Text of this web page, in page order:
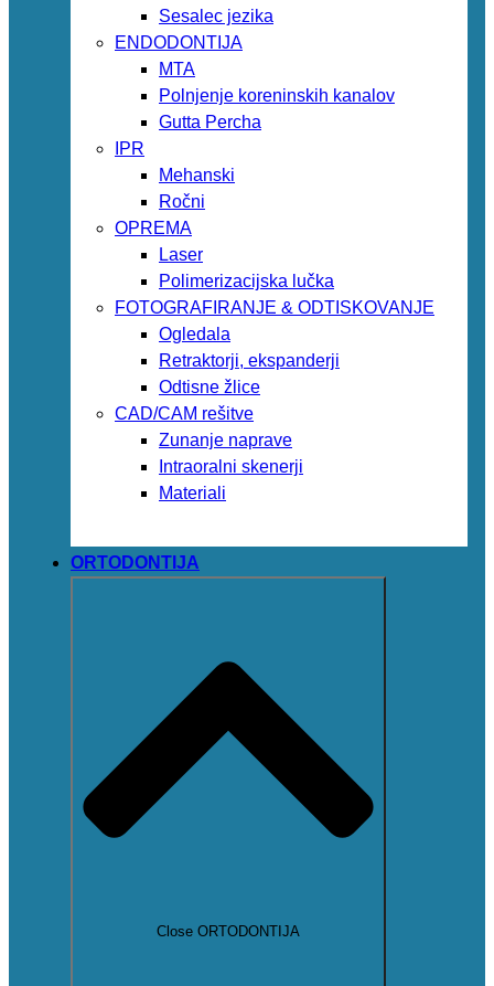
Sesalec jezika
ENDODONTIJA
MTA
Polnjenje koreninskih kanalov
Gutta Percha
IPR
Mehanski
Ročni
OPREMA
Laser
Polimerizacijska lučka
FOTOGRAFIRANJE & ODTISKOVANJE
Ogledala
Retraktorji, ekspanderji
Odtisne žlice
CAD/CAM rešitve
Zunanje naprave
Intraoralni skenerji
Materiali
ORTODONTIJA
Close ORTODONTIJA